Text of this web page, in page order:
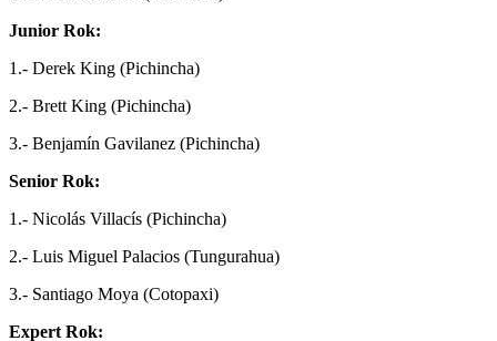
Junior Rok:
1.- Derek King (Pichincha)
2.- Brett King (Pichincha)
3.- Benjamín Gavilanez (Pichincha)
Senior Rok:
1.- Nicolás Villacís (Pichincha)
2.- Luis Miguel Palacios (Tungurahua)
3.- Santiago Moya (Cotopaxi)
Expert Rok: